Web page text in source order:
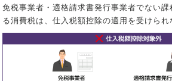
免税事業者・適格請求書発行事業者でない
る消費税は、仕入税額控除の適用を受けられ